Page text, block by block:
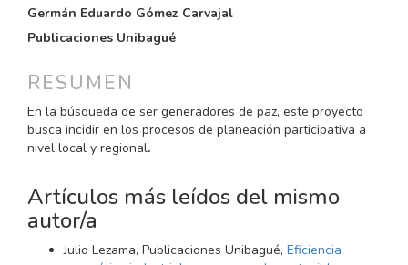
CONTENIDO
PRINCIPAL
ARTÍCULO
Germán Eduardo Gómez Carvajal
Publicaciones Unibagué
RESUMEN
En la búsqueda de ser generadores de paz, este proyecto
busca incidir en los procesos de planeación participativa a
nivel local y regional.
Artículos más leídos del mismo
autor/a
Julio Lezama, Publicaciones Unibagué, Eficiencia